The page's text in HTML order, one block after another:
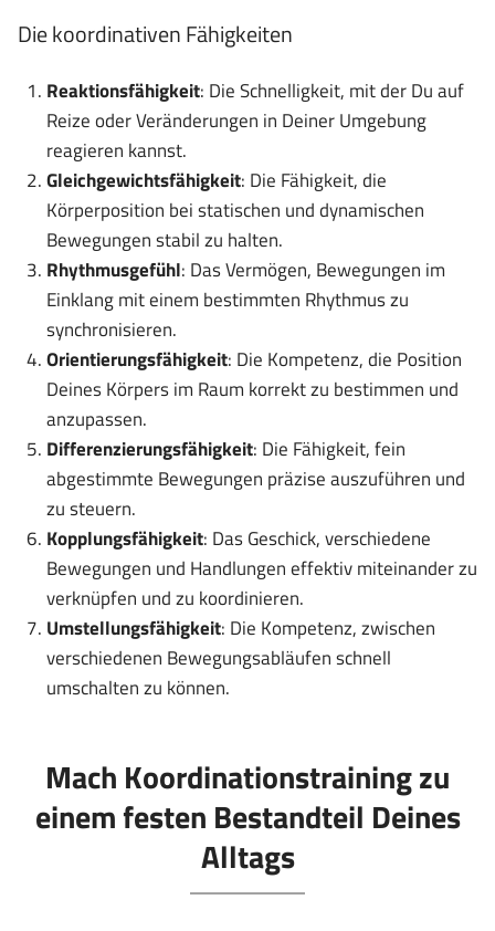
Die koordinativen Fähigkeiten
Reaktionsfähigkeit: Die Schnelligkeit, mit der Du auf
Reize oder Veränderungen in Deiner Umgebung
reagieren kannst.
Gleichgewichtsfähigkeit: Die Fähigkeit, die
Körperposition bei statischen und dynamischen
Bewegungen stabil zu halten.
Rhythmusgefühl: Das Vermögen, Bewegungen im
Einklang mit einem bestimmten Rhythmus zu
synchronisieren.
Orientierungsfähigkeit: Die Kompetenz, die Position
Deines Körpers im Raum korrekt zu bestimmen und
anzupassen.
Differenzierungsfähigkeit: Die Fähigkeit, fein
abgestimmte Bewegungen präzise auszuführen und
zu steuern.
Kopplungsfähigkeit: Das Geschick, verschiedene
Bewegungen und Handlungen effektiv miteinander zu
verknüpfen und zu koordinieren.
Umstellungsfähigkeit: Die Kompetenz, zwischen
verschiedenen Bewegungsabläufen schnell
umschalten zu können.
Mach Koordinationstraining zu
einem festen Bestandteil Deines
Alltags